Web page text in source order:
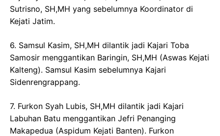
Sutrisno, SH,MH yang sebelumnya Koordinator di
Kejati Jatim.
6. Samsul Kasim, SH,MH dilantik jadi Kajari Toba
Samosir menggantikan Baringin, SH,MH (Aswas Kejati
Kalteng). Samsul Kasim sebelumnya Kajari
Sidenrengrappang.
7. Furkon Syah Lubis, SH,MH dilantik jadi Kajari
Labuhan Batu menggantikan Jefri Penanging
Makapedua (Aspidum Kejati Banten). Furkon